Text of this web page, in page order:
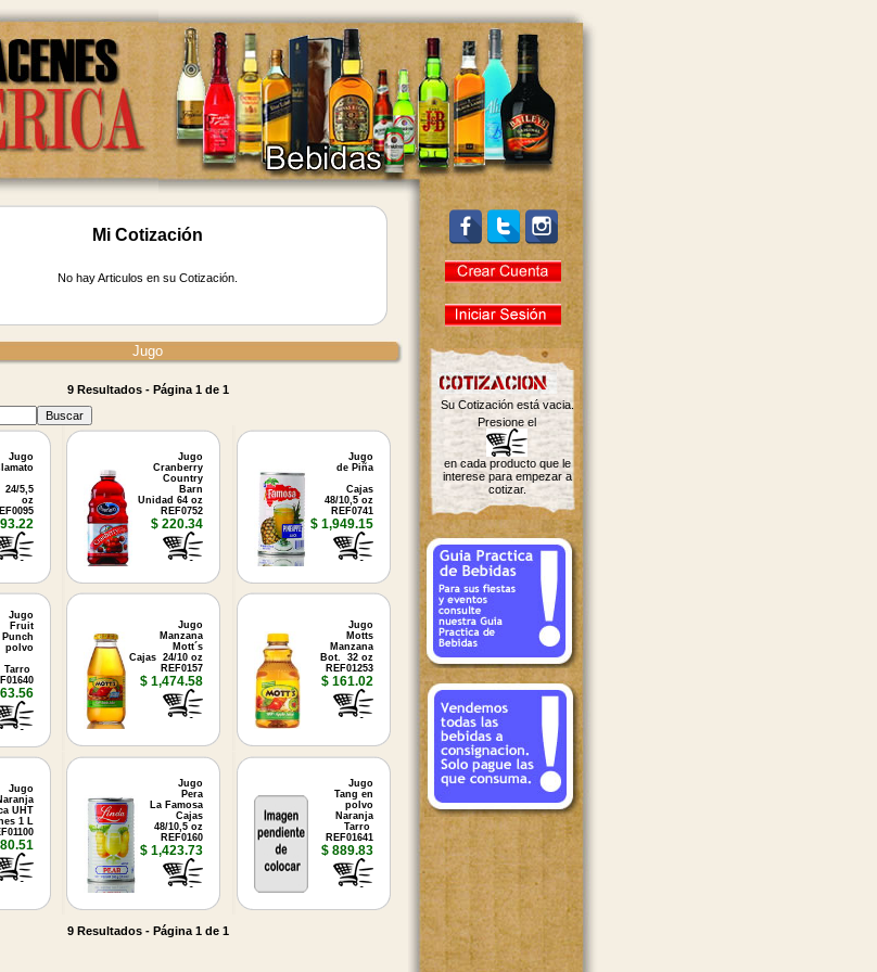
Mi Cotización
No hay Articulos en su Cotización.
Jugo
9 Resultados - Página 1 de 1
Jugo
24/5,5
oz
Jugo
Cranberry
Country
Barn
Unidad 64 oz
REF0752
$ 220.34
Jugo
de Piña
Cajas
48/10,5 oz
REF0741
$ 1,949.15
Jugo
Fruit
Punch
polvo
Tarro
Jugo
Manzana
Mott´s
Cajas 24/10 oz
REF0157
$ 1,474.58
Jugo
Motts
Manzana
Bot. 32 oz
REF01253
$ 161.02
Jugo
UHT
1 L
Jugo
Pera
La Famosa
Cajas
48/10,5 oz
REF0160
$ 1,423.73
Jugo
Tang en
polvo
Naranja
Tarro
REF01641
$ 889.83
9 Resultados - Página 1 de 1
Su Cotización está vacia.
Presione el
en cada producto que le
interese para empezar a
cotizar.